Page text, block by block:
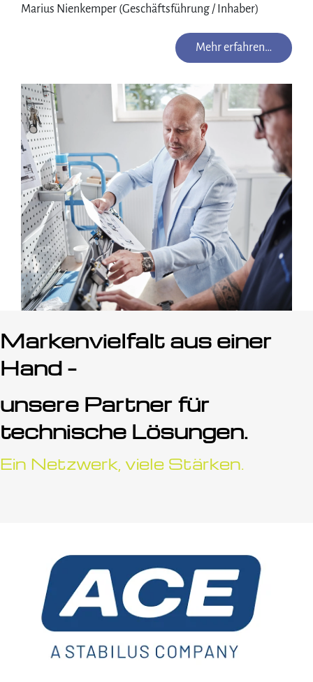
Marius Nienkemper (Geschäftsführung / Inhaber)
Mehr erfahren…
Markenvielfalt aus einer
Hand –
unsere Partner für
technische Lösungen.
Ein Netzwerk, viele Stärken.
Führender Spezialist für industrielle
Dämpfungstechnologie & Schwingungsisolierung.